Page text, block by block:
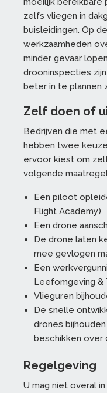
zelfs vliegen in
buisleidingen. Op
werkzaamheden
minder gevaar
drooninspecties
beter in te plannen
Zelf doen of
Bedrijven die met
hebben twee
ervoor kiest om
volgende
Een piloot
Flight Academy)
Een drone
De drone laten
mee gevlogen
Een
Leefomgeving &
Vlieguren
De snelle
drones
beschikken over
Regelgeving
U mag niet overal